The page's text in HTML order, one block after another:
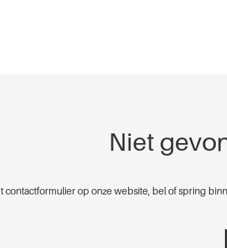
Niet
contactformulier op onze website, bel of spring